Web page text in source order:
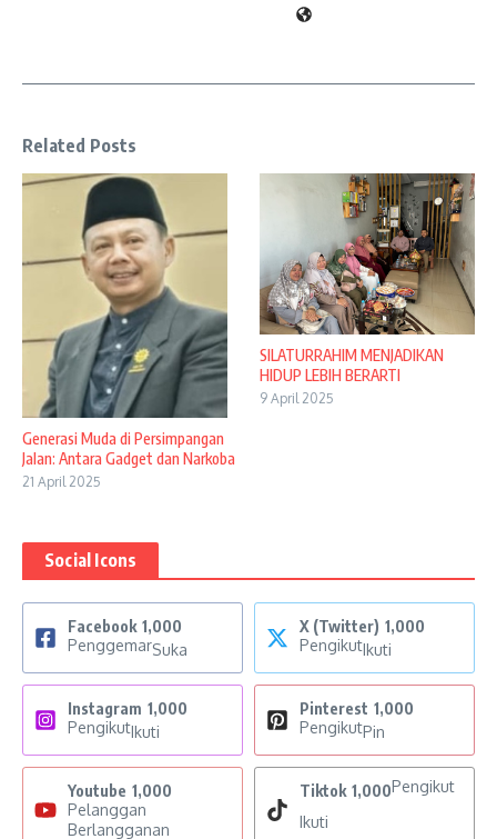
Related Posts
Generasi Muda di Persimpangan
Jalan: Antara Gadget dan Narkoba
21 April 2025
SILATURRAHIM MENJADIKAN
HIDUP LEBIH BERARTI
9 April 2025
Social Icons
Facebook 1,000
PenggemarSuka
X (Twitter) 1,000
PengikutIkuti
Instagram 1,000
PengikutIkuti
Pinterest 1,000
PengikutPin
Youtube 1,000
Pelanggan
Berlangganan
Tiktok 1,000Pengikut
Ikuti